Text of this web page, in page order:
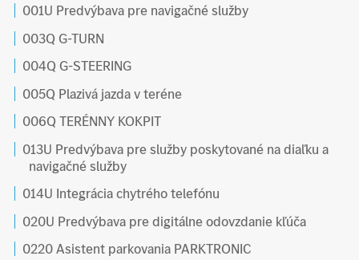
001U Predvýbava pre navigačné služby
003Q G-TURN
004Q G-STEERING
005Q Plazivá jazda v teréne
006Q TERÉNNY KOKPIT
013U Predvýbava pre služby poskytované na diaľku a
navigačné služby
014U Integrácia chytrého telefónu
020U Predvýbava pre digitálne odovzdanie kľúča
0220 Asistent parkovania PARKTRONIC